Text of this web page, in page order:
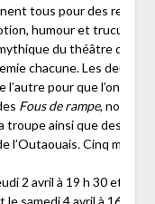
tous pour des reines
humour et
du théâtre
chacune. Les deux
pour que l’on
Fous de rampe, nous
ainsi que des
l’Outaouais.Cinq
2 avril à 19 h 30 et le
le samedi 4 avril à 16